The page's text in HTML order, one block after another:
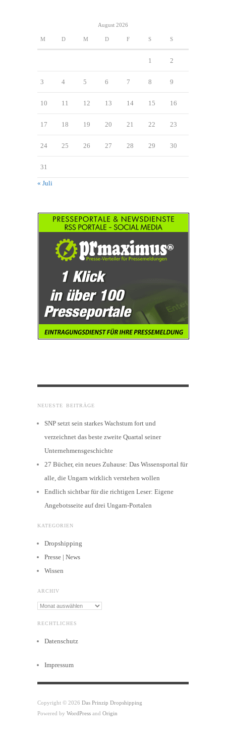
August 2026
M D M D F S S
1 2
3 4 5 6 7 8 9
10 11 12 13 14 15 16
17 18 19 20 21 22 23
24 25 26 27 28 29 30
31
« Juli
NEUESTE BEITRÄGE
SNP setzt sein starkes Wachstum fort und
verzeichnet das beste zweite Quartal seiner
Unternehmensgeschichte
27 Bücher, ein neues Zuhause: Das Wissensportal für
alle, die Ungarn wirklich verstehen wollen
Endlich sichtbar für die richtigen Leser: Eigene
Angebotsseite auf drei Ungarn-Portalen
KATEGORIEN
Dropshipping
Presse | News
Wissen
ARCHIV
Archiv
RECHTLICHES
Datenschutz
Impressum
Copyright © 2026 Das Prinzip Dropshipping
Powered by WordPress and Origin